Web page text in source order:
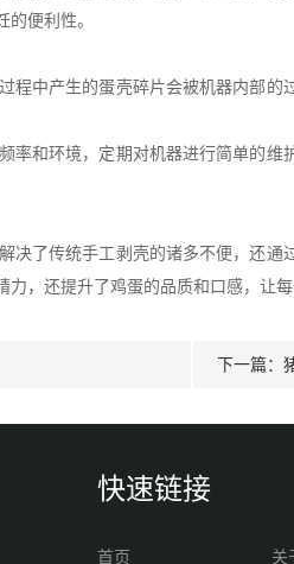
便利性。
中产生的蛋壳碎片会被机器内部的
和环境，定期对机器进行简单的维
了传统手工剥壳的诸多不便，还通
，还提升了鸡蛋的品质和口感，让每
下一篇：
快速链接
首页 关